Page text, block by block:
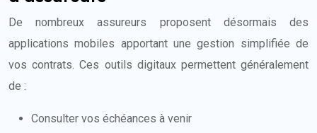
De nombreux assureurs proposent désormais des
applications mobiles apportant une gestion simplifiée de
vos contrats. Ces outils digitaux permettent généralement
de :
Consulter vos échéances à venir